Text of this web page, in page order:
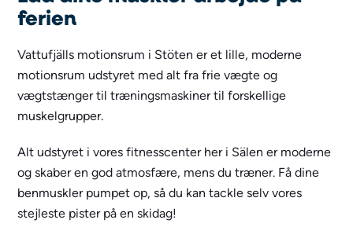
ferien
Vattufjälls motionsrum i Stöten er et lille, moderne
motionsrum udstyret med alt fra frie vægte og
vægtstænger til træningsmaskiner til forskellige
muskelgrupper.
Alt udstyret i vores fitnesscenter her i Sälen er moderne
og skaber en god atmosfære, mens du træner. Få dine
benmuskler pumpet op, så du kan tackle selv vores
stejleste pister på en skidag!